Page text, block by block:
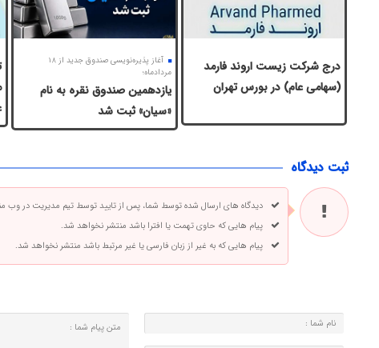
درج شرکت زیست اروند فارمد
(سهامی عام) در بورس تهران
آغاز پذیره‌نویسی صندوق جدید از ۱۸
مردادماه؛
یازدهمین صندوق نقره به نام
«سیان» ثبت شد
ثبت دیدگاه
دیدگاه های ارسال شده توسط شما، پس از تایید توسط تیم مدیریت در وب
پیام هایی که حاوی تهمت یا افترا باشد منتشر نخواهد شد.
پیام هایی که به غیر از زبان فارسی یا غیر مرتبط باشد منتشر نخواهد شد.